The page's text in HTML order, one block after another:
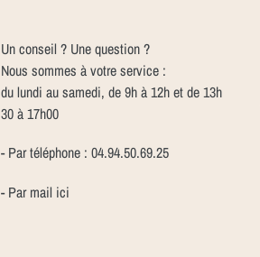
Un conseil ? Une question ?
Nous sommes à votre service :
du lundi au samedi, de 9h à 12h et de 13h
30 à 17h00
- Par téléphone : 04.94.50.69.25
- Par mail ici